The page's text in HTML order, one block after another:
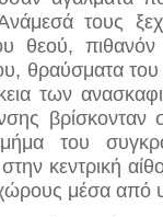
τους
θεού,
θραύσματα
των
βρίσκονταν
του
στην κεντρική
μέσα από